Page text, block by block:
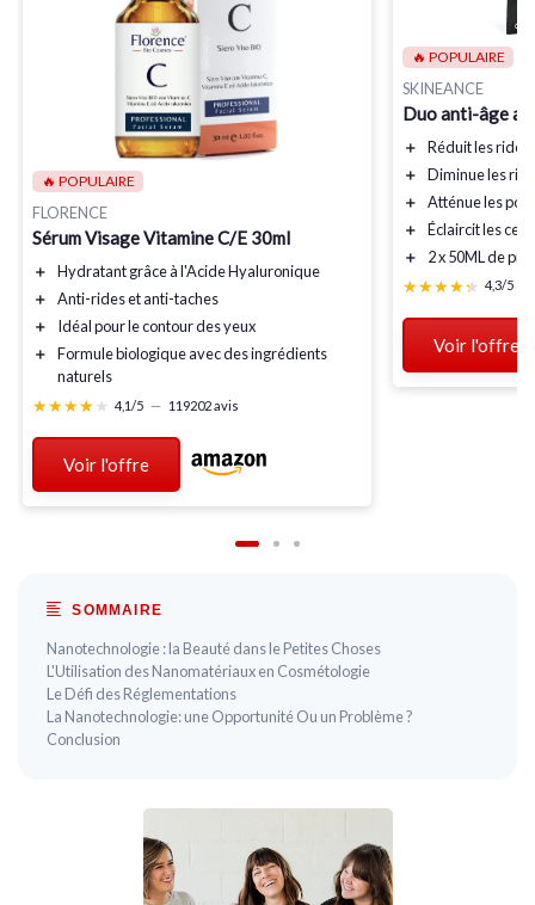
🔥 POPULAIRE
FLORENCE
Sérum Visage Vitamine C/E 30ml
＋ Hydratantgrâce à l'Acide Hyaluronique
＋
Anti-ridesetanti-taches
＋
Idéalpour le contour des yeux
＋
Formule biologiqueavec des ingrédients
naturels
★★★★★
★★★★★ 4,1/5 — 119202 avis
Voir l'offre
🔥 POPULAIRE
SKINEANCE
Duo anti-âge
＋ Réduitles rides
＋
Diminueles
＋
Atténueles
＋
Éclaircitles
＋
2 x 50MLde
★★★★★
★★★★★ 4,3/5
Voir l'offre
SOMMAIRE
Nanotechnologie : la Beauté dans le Petites Choses
L'Utilisation des Nanomatériaux en Cosmétologie
Le Défi des Réglementations
La Nanotechnologie: une Opportunité Ou un Problème ?
Conclusion